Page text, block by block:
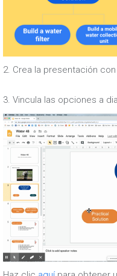
2. Crea la presentación
3. Vincula las opciones a